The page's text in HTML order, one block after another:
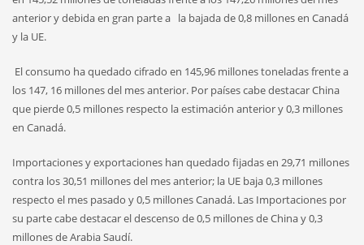
anterior y debida en gran parte a la bajada de 0,8 millones en Canadá
y la UE.
El consumo ha quedado cifrado en 145,96 millones toneladas frente a
los 147, 16 millones del mes anterior. Por países cabe destacar China
que pierde 0,5 millones respecto la estimación anterior y 0,3 millones
en Canadá.
Importaciones y exportaciones han quedado fijadas en 29,71 millones
contra los 30,51 millones del mes anterior; la UE baja 0,3 millones
respecto el mes pasado y 0,5 millones Canadá. Las Importaciones por
su parte cabe destacar el descenso de 0,5 millones de China y 0,3
millones de Arabia Saudí.